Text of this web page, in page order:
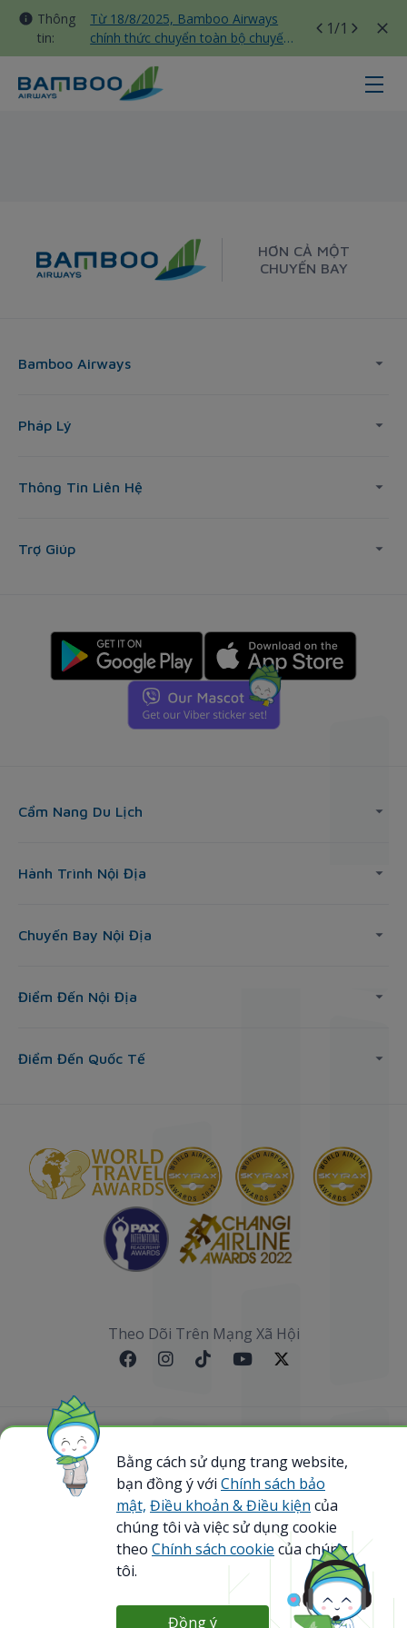
Thông
tin:
Từ 18/8/2025, Bamboo Airways
chính thức chuyển toàn bộ chuyến
bay nội địa sang nhà ga T3 Tân
Sơn Nhất
1/1
HƠN CẢ MỘT
CHUYẾN BAY
Bamboo Airways
Pháp Lý
Thông Tin Liên Hệ
Trợ Giúp
Cẩm Nang Du Lịch
Hành Trình Nội Địa
Chuyến Bay Nội Địa
Điểm Đến Nội Địa
Điểm Đến Quốc Tế
Theo Dõi Trên Mạng Xã Hội
Sơ đồ website
@ 2023 Bamboo Airways Copyright. All Rights
Reserved.
Business Registration Code: 0107867370
Bằng cách sử dụng trang website,
bạn đồng ý với Chính sách bảo
mật, Điều khoản & Điều kiện của
chúng tôi và việc sử dụng cookie
theo Chính sách cookie của chúng
tôi.
Đồng ý